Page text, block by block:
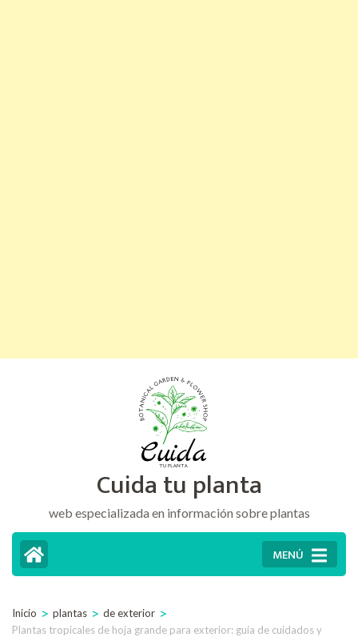
Intro)
Cuida tu planta
web especializada en información sobre plantas
MENÚ
Inicio > plantas > de exterior >
Plantas tropicales de hoja grande para exterior: guía de cuidados y